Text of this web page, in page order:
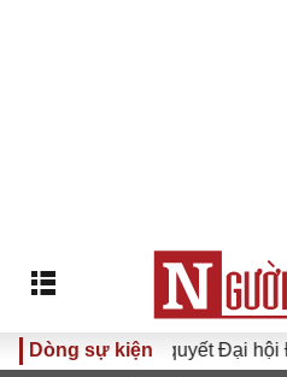
Dòng sự kiện
Nghị quyết Đại hội Đảng XIV